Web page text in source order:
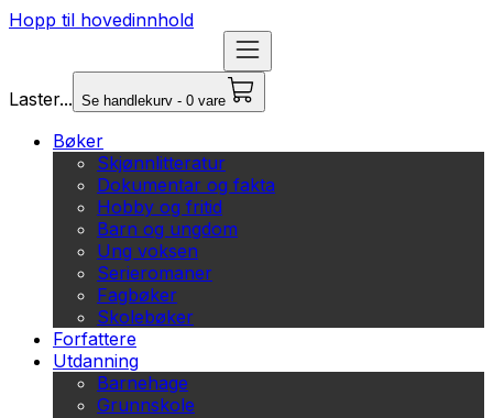
Hopp til hovedinnhold
Laster... Se handlekurv - 0 vare
Bøker
Skjønnlitteratur
Dokumentar og fakta
Hobby og fritid
Barn og ungdom
Ung voksen
Serieromaner
Fagbøker
Skolebøker
Forfattere
Utdanning
Barnehage
Grunnskole